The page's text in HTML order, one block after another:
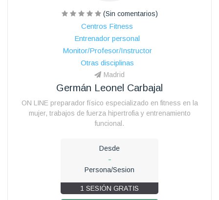
(Sin comentarios)
Centros Fitness
Entrenador personal
Monitor/Profesor/Instructor
Otras disciplinas
Madrid
Germán Leonel Carbajal
ON LINE preparador físico especializado en fitness en la
mujer, trabajos de fuerza hipertrofia y entrenamiento
funcional.
Desde
-
Persona/Sesion
1 SESIÓN GRATIS